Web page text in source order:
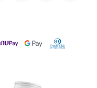
NuPay Google PayDiners Club